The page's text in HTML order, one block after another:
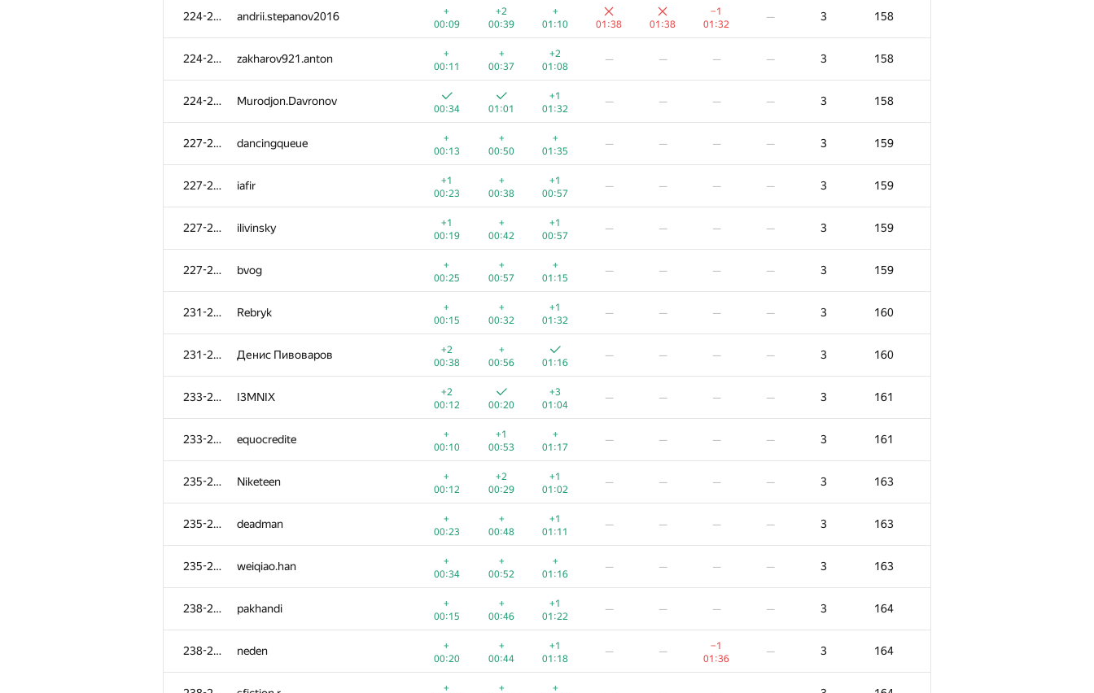
224-226 andrii.stepanov2016
+
00:09
+2
00:39
+
01:10
01:38 01:38
−1
01:32
— 3 158
224-226 zakharov921.anton
+
00:11
+
00:37
+2
01:08
— — — — 3 158
224-226 Murodjon.Davronov
00:34 01:01
+1
01:32
— — — — 3 158
227-230 dancingqueue
+
00:13
+
00:50
+
01:35
— — — — 3 159
227-230 iafir
+1
00:23
+
00:38
+1
00:57
— — — — 3 159
227-230 ilivinsky
+1
00:19
+
00:42
+1
00:57
— — — — 3 159
227-230 bvog
+
00:25
+
00:57
+
01:15
— — — — 3 159
231-232 Rebryk
+
00:15
+
00:32
+1
01:32
— — — — 3 160
231-232 Денис Пивоваров
+2
00:38
+
00:56
01:16
— — — — 3 160
233-234 I3MNIX
+2
00:12
00:20
+3
01:04
— — — — 3 161
233-234 equocredite
+
00:10
+1
00:53
+
01:17
— — — — 3 161
235-237 Niketeen
+
00:12
+2
00:29
+1
01:02
— — — — 3 163
235-237 deadman
+
00:23
+
00:48
+1
01:11
— — — — 3 163
235-237 weiqiao.han
+
00:34
+
00:52
+
01:16
— — — — 3 163
238-240 pakhandi
+
00:15
+
00:46
+1
01:22
— — — — 3 164
238-240 neden
+
00:20
+
00:44
+1
01:18
— —
−1
01:36
— 3 164
+
+
+
623/ 1190 470 /883 361 706 /131 /14 /431 /19
noctis.caligo
00:11
00:23
+2
01:00
01:32
3 135
Dionis.xon
00:18
00:33
01:22
3 135
Мехрубон
00:05
00:24
+2
00:41
01:27
3 137
Rasmus
00:09
00:43
+
01:23
−3
01:39
3 137
tima.satylkhanov 3 137